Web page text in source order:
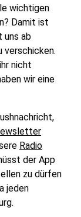
wichtigen
Damit ist
uns ab
verschicken.
nicht
wir eine
Radio
der App
zu dürfen
jeden